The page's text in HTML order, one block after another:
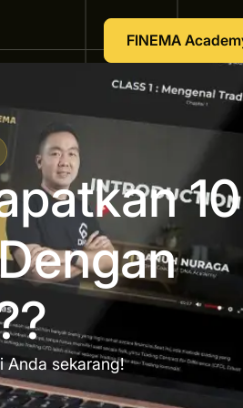
FINEMA
10
Anda sekarang!